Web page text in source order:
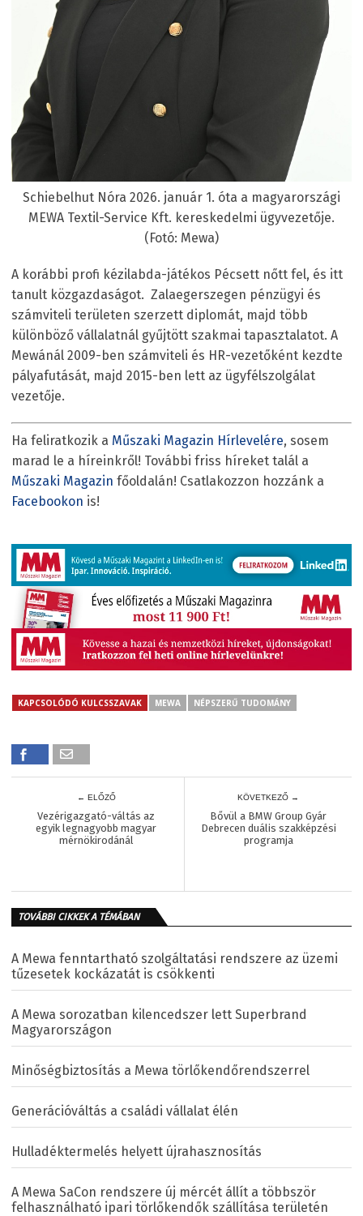
Schiebelhut Nóra 2026. január 1. óta a magyarországi
MEWA Textil-Service Kft. kereskedelmi ügyvezetője.
(Fotó: Mewa)
A korábbi profi kézilabda-játékos Pécsett nőtt fel, és itt
tanult közgazdaságot. Zalaegerszegen pénzügyi és
számviteli területen szerzett diplomát, majd több
különböző vállalatnál gyűjtött szakmai tapasztalatot. A
Mewánál 2009-ben számviteli és HR-vezetőként kezdte
pályafutását, majd 2015-ben lett az ügyfélszolgálat
vezetője.
Ha feliratkozik a Műszaki Magazin Hírlevelére, sosem
marad le a híreinkről! További friss híreket talál a
Műszaki Magazin főoldalán! Csatlakozzon hozzánk a
Facebookon is!
KAPCSOLÓDÓ KULCSSZAVAK MEWA NÉPSZERŰ TUDOMÁNY
← ELŐZŐ
Vezérigazgató-váltás az
egyik legnagyobb magyar
mérnökirodánál
KÖVETKEZŐ →
Bővül a BMW Group Gyár
Debrecen duális szakképzési
programja
TOVÁBBI CIKKEK A TÉMÁBAN
A Mewa fenntartható szolgáltatási rendszere az üzemi
tűzesetek kockázatát is csökkenti
A Mewa sorozatban kilencedszer lett Superbrand
Magyarországon
Minőségbiztosítás a Mewa törlőkendőrendszerrel
Generációváltás a családi vállalat élén
Hulladéktermelés helyett újrahasznosítás
A Mewa SaCon rendszere új mércét állít a többször
felhasználható ipari törlőkendők szállítása területén